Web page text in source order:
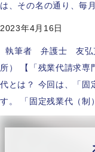
は、その名の通り、毎
2023年4月16日
執筆者 弁護士 友弘
所） 【「残業代請求専
代とは？ 今回は、「固
す。 「固定残業代（制